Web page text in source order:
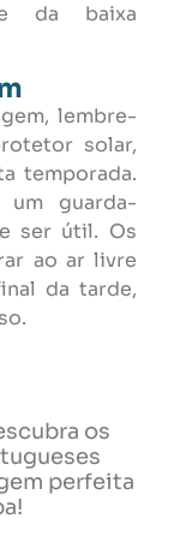
da baixa
lembre-
solar,
temporada.
um guarda-
ser útil. Os
ao ar livre
da tarde,
os
perfeita